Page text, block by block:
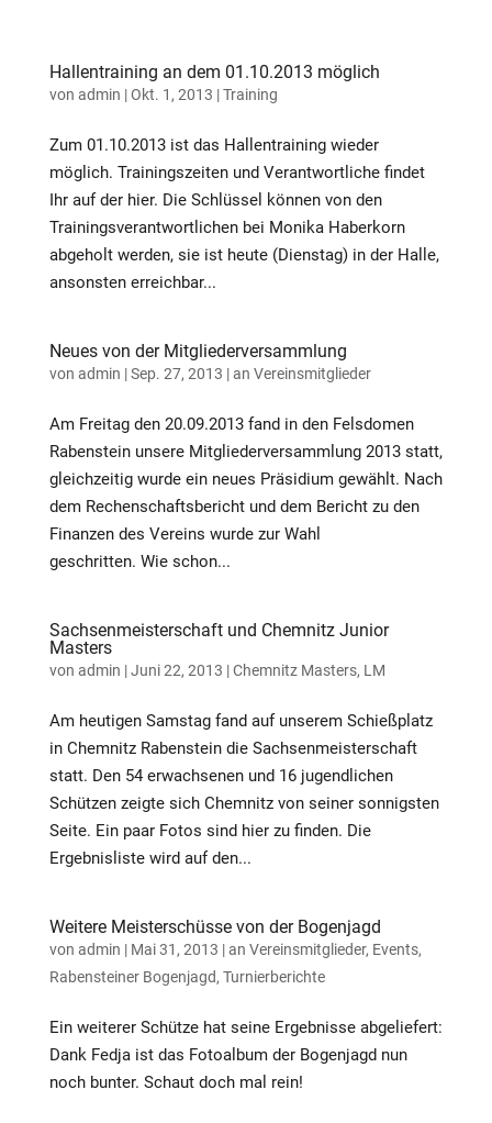
Hallentraining an dem 01.10.2013 möglich
von admin |Okt. 1, 2013 |Training
Zum 01.10.2013 ist das Hallentraining wieder
möglich. Trainingszeiten und Verantwortliche findet
Ihr auf der hier. Die Schlüssel können von den
Trainingsverantwortlichen bei Monika Haberkorn
abgeholt werden, sie ist heute (Dienstag) in der Halle,
ansonsten erreichbar...
Neues von der Mitgliederversammlung
von admin |Sep. 27, 2013 |an Vereinsmitglieder
Am Freitag den 20.09.2013 fand in den Felsdomen
Rabenstein unsere Mitgliederversammlung 2013 statt,
gleichzeitig wurde ein neues Präsidium gewählt. Nach
dem Rechenschaftsbericht und dem Bericht zu den
Finanzen des Vereins wurde zur Wahl
geschritten. Wie schon...
Sachsenmeisterschaft und Chemnitz Junior
Masters
von admin |Juni 22, 2013 |Chemnitz Masters, LM
Am heutigen Samstag fand auf unserem Schießplatz
in Chemnitz Rabenstein die Sachsenmeisterschaft
statt. Den 54 erwachsenen und 16 jugendlichen
Schützen zeigte sich Chemnitz von seiner sonnigsten
Seite. Ein paar Fotos sind hier zu finden. Die
Ergebnisliste wird auf den...
Weitere Meisterschüsse von der Bogenjagd
von admin | Mai 31, 2013 |an Vereinsmitglieder, Events,
Rabensteiner Bogenjagd, Turnierberichte
Ein weiterer Schütze hat seine Ergebnisse abgeliefert:
Dank Fedja ist das Fotoalbum der Bogenjagd nun
noch bunter. Schaut doch mal rein!